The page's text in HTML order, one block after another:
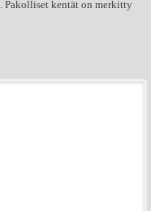
Pakolliset kentät on merkitty